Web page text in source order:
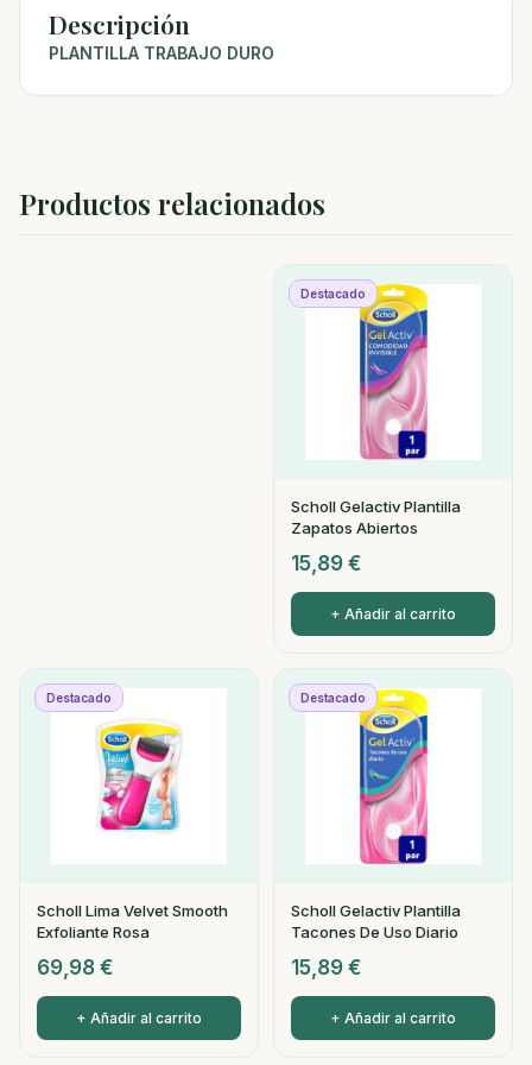
Descripción
PLANTILLA TRABAJO DURO
Productos relacionados
Destacado
Scholl Gelactiv Plantilla
Zapatos Abiertos
15,89 €
+ Añadir al carrito
Destacado
Scholl Lima Velvet Smooth
Exfoliante Rosa
69,98 €
+ Añadir al carrito
Destacado
Scholl Gelactiv Plantilla
Tacones De Uso Diario
15,89 €
+ Añadir al carrito